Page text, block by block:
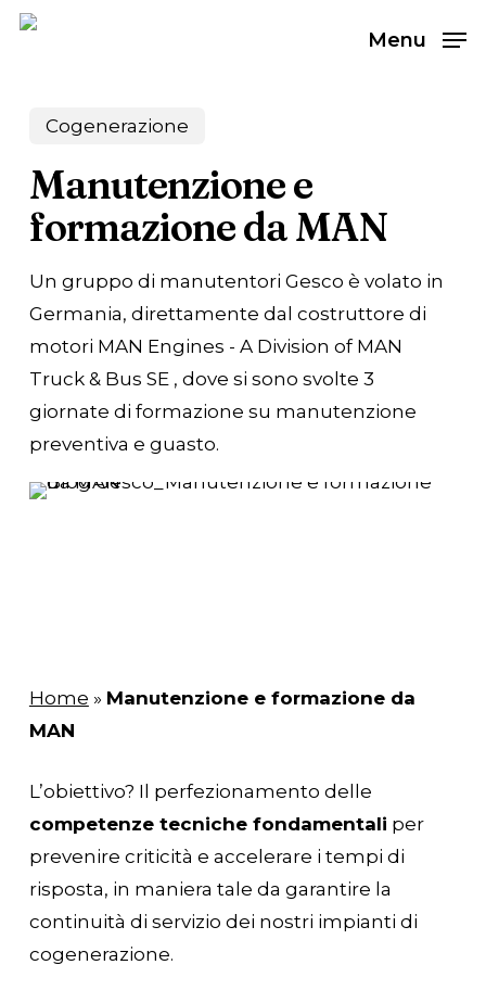
Skip
Menu
Cogenerazione
Manutenzione e
formazione da MAN
Un gruppo di manutentori Gesco è volato in
Germania, direttamente dal costruttore di
motori MAN Engines - A Division of MAN
Truck & Bus SE , dove si sono svolte 3
giornate di formazione su manutenzione
preventiva e guasto.
Home » Manutenzione e formazione da
MAN
L’obiettivo? Il perfezionamento delle
competenze tecniche fondamentali per
prevenire criticità e accelerare i tempi di
risposta, in maniera tale da garantire la
continuità di servizio dei nostri impianti di
cogenerazione.